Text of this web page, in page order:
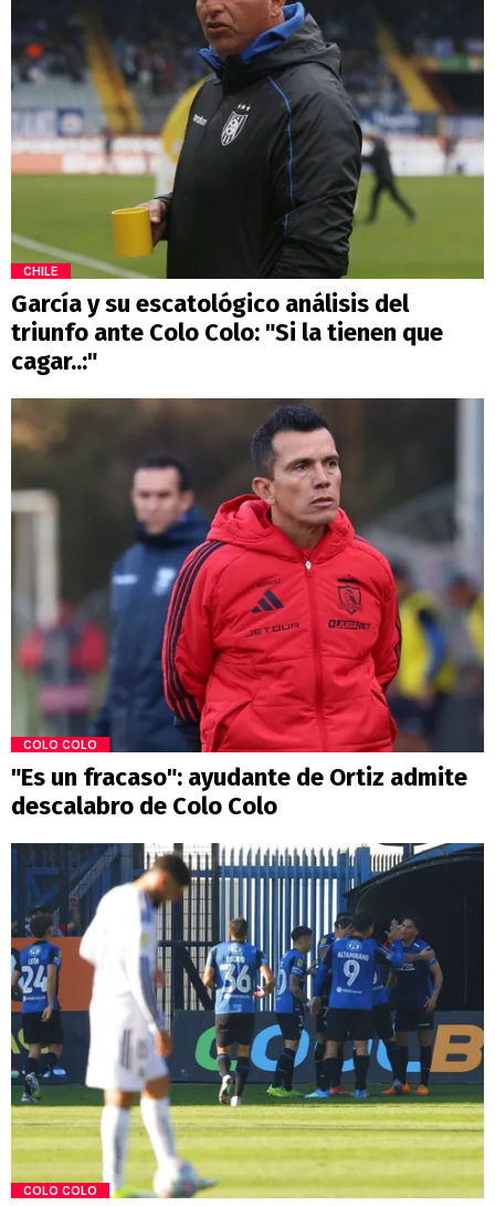
CHILE
García y su escatológico análisis del
triunfo ante Colo Colo: "Si la tienen que
cagar..:"
COLO COLO
"Es un fracaso": ayudante de Ortiz admite
descalabro de Colo Colo
COLO COLO